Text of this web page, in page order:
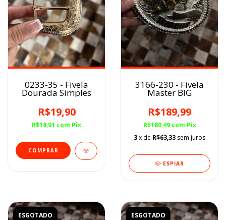
0233-35 - Fivela
Dourada Simples
R$19,90
R$18,91 com Pix
3166-230 - Fivela
Master BIG
R$189,99
R$180,49 com Pix
3x de R$63,33 sem juros
ESPIAR
ESGOTADO ESGOTADO